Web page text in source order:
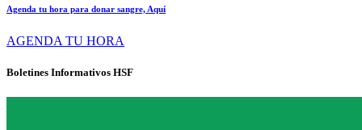
Agenda tu hora para donar sangre, Aquí
AGENDA TU HORA
Boletines Informativos HSF